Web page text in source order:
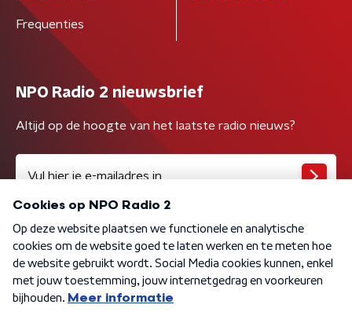
Frequenties
NPO Radio 2 nieuwsbrief
Altijd op de hoogte van het laatste radio nieuws?
Algemene voorwaarden